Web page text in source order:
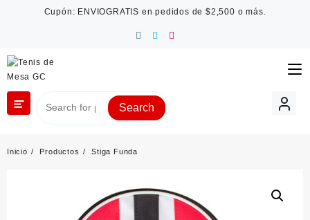
Cupón: ENVIOGRATIS en pedidos de $2,500 o más.
Search
Inicio Productos Stiga Funda